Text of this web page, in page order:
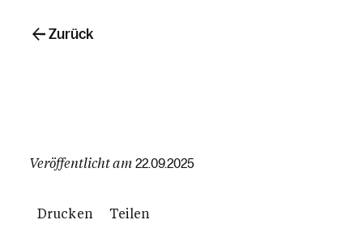
Veröffentlicht am 22.09.2025
Drucken Teilen
Zurück